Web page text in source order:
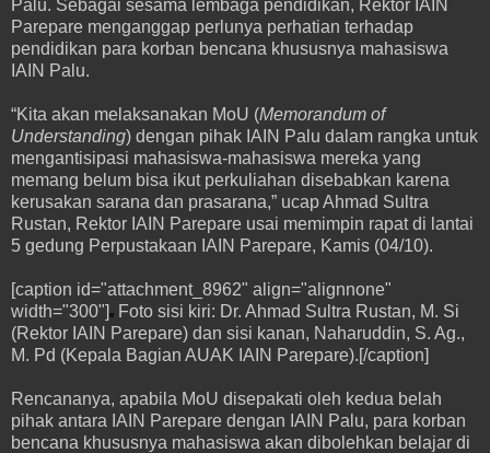
Palu. Sebagai sesama lembaga pendidikan, Rektor IAIN
Parepare menganggap perlunya perhatian terhadap
pendidikan para korban bencana khususnya mahasiswa
IAIN Palu.
“Kita akan melaksanakan MoU (Memorandum of
Understanding) dengan pihak IAIN Palu dalam rangka untuk
mengantisipasi mahasiswa-mahasiswa mereka yang
memang belum bisa ikut perkuliahan disebabkan karena
kerusakan sarana dan prasarana,” ucap Ahmad Sultra
Rustan, Rektor IAIN Parepare usai memimpin rapat di lantai
5 gedung Perpustakaan IAIN Parepare, Kamis (04/10).
[caption id="attachment_8962" align="alignnone"
width="300"]
Foto sisi kiri: Dr. Ahmad Sultra Rustan, M. Si
(Rektor IAIN Parepare) dan sisi kanan, Naharuddin, S. Ag.,
M. Pd (Kepala Bagian AUAK IAIN Parepare).[/caption]
Rencananya, apabila MoU disepakati oleh kedua belah
pihak antara IAIN Parepare dengan IAIN Palu, para korban
bencana khususnya mahasiswa akan dibolehkan belajar di